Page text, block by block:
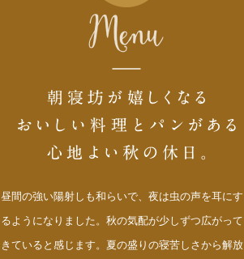
昼間の強い陽射しも和らいで、夜は虫の声を耳にす
るようになりました。秋の気配が少しずつ広がって
きていると感じます。夏の盛りの寝苦しさから解放